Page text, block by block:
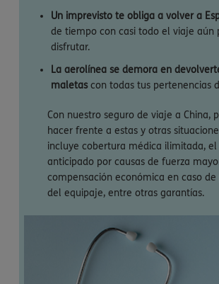
Un imprevisto te obliga a volver a
de tiempo con casi todo el viaje aún
disfrutar.
La aerolínea se demora en
maletascon todas tus pertenencias
Con nuestro seguro de viaje a China,
hacer frente a estas y otras
incluye cobertura médica ilimitada, el
anticipado por causas de fuerza
compensación económica en caso de
del equipaje, entre otras garantías.